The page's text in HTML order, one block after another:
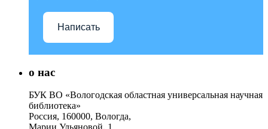
Написать
о нас
БУК ВО «Вологодская областная универсальная научная
библиотека»
Россия, 160000, Вологда,